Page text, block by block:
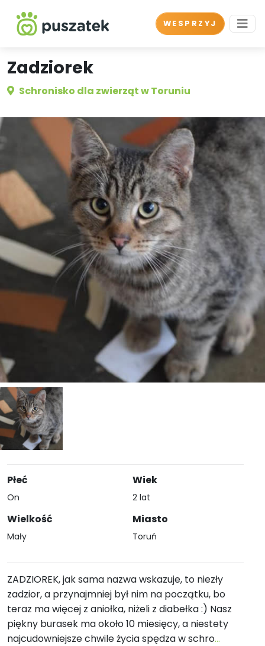
WESPRZYJ
Zadziorek
Schronisko dla zwierząt w Toruniu
Płeć
On
Wielkość
Mały
Wiek
2 lat
Miasto
Toruń
ZADZIOREK, jak sama nazwa wskazuje, to niezły
zadzior, a przynajmniej był nim na początku, bo
teraz ma więcej z aniołka, niżeli z diabełka :) Nasz
piękny burasek ma około 10 miesięcy, a niestety
najcudowniejsze chwile życia spędza w schro...